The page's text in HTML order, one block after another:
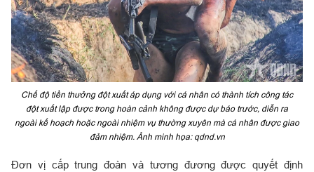
Chế độ tiền thưởng đột xuất áp dụng với cá nhân có thành tích công tác
đột xuất lập được trong hoàn cảnh không được dự báo trước, diễn ra
ngoài kế hoạch hoặc ngoài nhiệm vụ thường xuyên mà cá nhân được giao
đảm nhiệm. Ảnh minh họa: qdnd.vn
Đơn vị cấp trung đoàn và tương đương được quyết định